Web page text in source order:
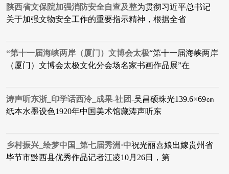
陕西省文保院加强消防安全自查及整为贯彻习近平总书记
关于加强文物安全工作的重要指示精神，根据全省
“第十一届海峡两岸（厦门）文博会太极“第十一届海峡两岸
（厦门）文博会太极文化分会场名家书画作品展”在
涛声听东浙_印学话西泠_成果-社团-吴昌硕珠光139.6×69㎝
纸本水墨设色1920年中国美术馆藏涛声听东
乡村振兴_绘梦中国_第七届秀洲·中祝光丽喜娘出嫁贵州省
毕节市黔西县优秀作品​记者江凌10月26日，第